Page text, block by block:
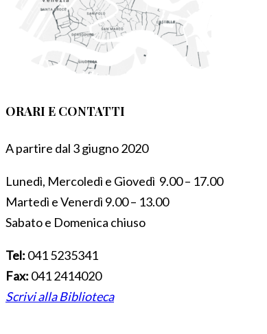
ORARI E CONTATTI
A partire dal 3 giugno 2020
Lunedì, Mercoledì e Giovedì 9.00 – 17.00
Martedì e Venerdì 9.00 – 13.00
Sabato e Domenica chiuso
Tel: 041 5235341
Fax: 041 2414020
Scrivi alla Biblioteca